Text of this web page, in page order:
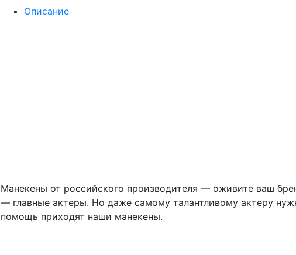
Описание
Манекены от российского производителя — оживите ваш
— главные актеры. Но даже самому талантливому актеру
помощь приходят наши манекены.